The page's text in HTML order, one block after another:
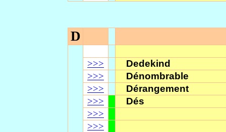
D
>>>
Dedekind
>>>
Dénombrable
>>>
Dérangement
>>>
Dés
>>>
>>>